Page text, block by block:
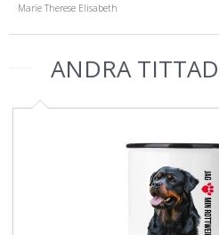
Marie Therese Elisabeth
ANDRA